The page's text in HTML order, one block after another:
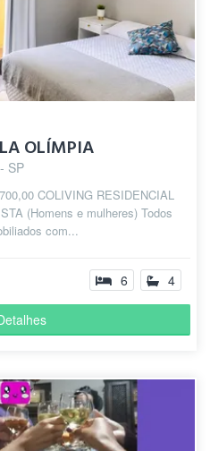
OLÍMPIA
SP
COLIVING RESIDENCIAL
(Homens e mulheres) Todos
com...
6 4